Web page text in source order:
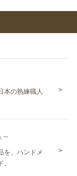
本の熟練職人
＞
ー
を、ハンドメ
＞